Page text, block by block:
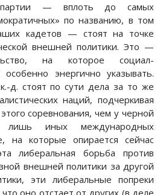
— вплоть до самых
по названию, в том
кадетов — стоят на точке
внешней политики. Это —
на которое социал-
энергично указывать.
д. стоят по сути дела за то же
наций, подчеркивая
соревнования, чем у черной
лишь иных международных
на которые опирается сейчас
либеральная борьба против
внешней политики за другой
эти либеральные попреки